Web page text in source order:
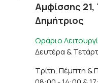
Αμφίσσης 21,
Δημήτριος
Ωράριο
Δευτέρα &
Τρίτη, Πέμπτη &